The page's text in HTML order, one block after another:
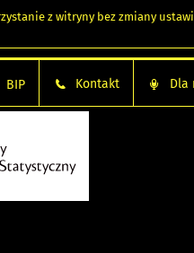
z witryny bez zmiany
BIP Kontakt Dla